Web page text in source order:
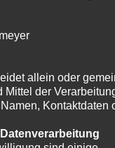
allein oder
Mittel der
Kontaktdaten